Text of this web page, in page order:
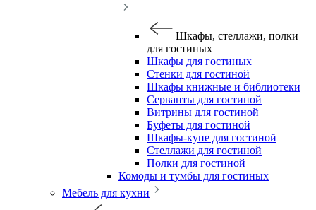
Шкафы, стеллажи, полки
для гостиных
Шкафы для гостиных
Стенки для гостиной
Шкафы книжные и библиотеки
Серванты для гостиной
Витрины для гостиной
Буфеты для гостиной
Шкафы-купе для гостиной
Стеллажи для гостиной
Полки для гостиной
Комоды и тумбы для гостиных
Мебель для кухни